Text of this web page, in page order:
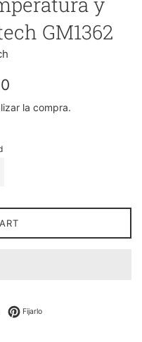
GM1362
la compra.
Facebooken Twitter
FijarloPin en Pinterest